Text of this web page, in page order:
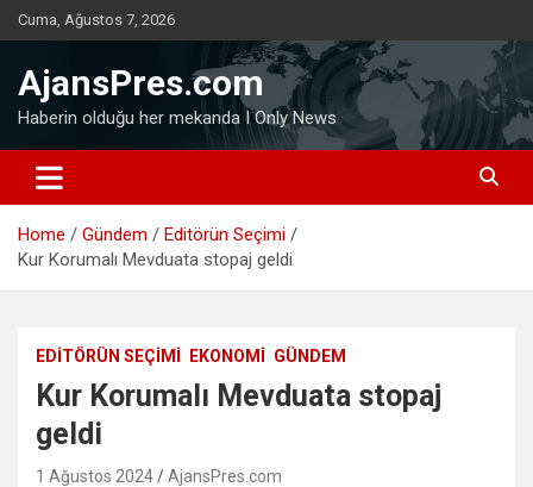
Skip
to
Cuma, Ağustos 7, 2026
AjansPres.com
Haberin olduğu her mekanda I Only News
Home Gündem
Editörün Seçimi
Kur Korumalı Mevduata stopaj geldi
EDITÖRÜN SEÇIMI EKONOMI GÜNDEM
Kur Korumalı Mevduata stopaj
geldi
1 Ağustos 2024 AjansPres.com